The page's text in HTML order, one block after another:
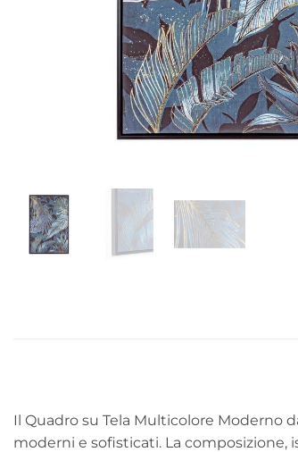
Il Quadro su Tela Multicolore Moderno
moderni e sofisticati. La composizione,